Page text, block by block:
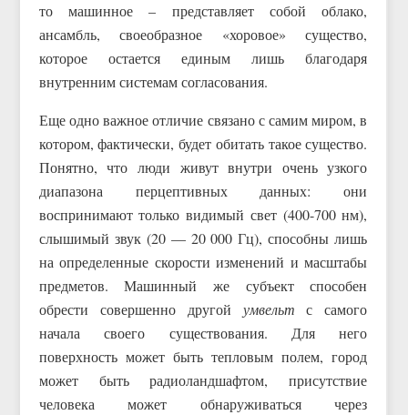
то машинное – представляет собой облако,
ансамбль, своеобразное «хоровое» существо,
которое остается единым лишь благодаря
внутренним системам согласования.
Еще одно важное отличие связано с самим миром, в
котором, фактически, будет обитать такое существо.
Понятно, что люди живут внутри очень узкого
диапазона перцептивных данных: они
воспринимают только видимый свет (400-700 нм),
слышимый звук (20 — 20 000 Гц), способны лишь
на определенные скорости изменений и масштабы
предметов. Машинный же субъект способен
обрести совершенно другой умвельт с самого
начала своего существования. Для него
поверхность может быть тепловым полем, город
может быть радиоландшафтом, присутствие
человека может обнаруживаться через